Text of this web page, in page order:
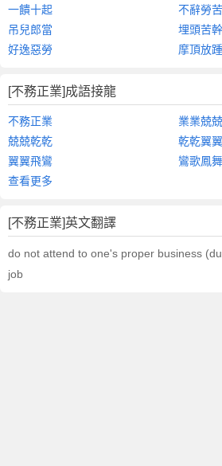
一饋十起
不辭勞苦
吊兒郎當
埋頭苦幹
好逸惡勞
摩頂放踵
[不務正業]成語接龍
不務正業
業業兢兢
兢兢乾乾
乾乾翼翼
翼翼飛鸞
鸞歌鳳舞
查看更多
[不務正業]英文翻譯
do not attend to one's proper business
job